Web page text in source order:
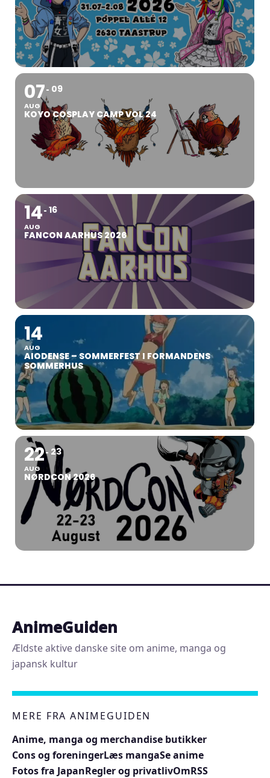
07
AUG
09
KOYO COSPLAY CAMP VOL 24
14
AUG
16
FANCON AARHUS 2026
14
AUG
AIODENSE – SOMMERFEST I FORMANDENS
SOMMERHUS
22
AUG
23
NØRDCON 2026
AnimeGuiden
Ældste aktive danske site om anime, manga og
japansk kultur
MERE FRA ANIMEGUIDEN
Anime, manga og merchandise butikker
Cons og foreningerLæs mangaSe anime
Fotos fra JapanRegler og privatlivOmRSS